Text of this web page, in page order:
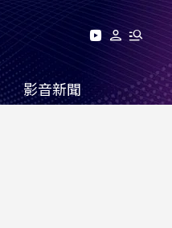
影音新聞